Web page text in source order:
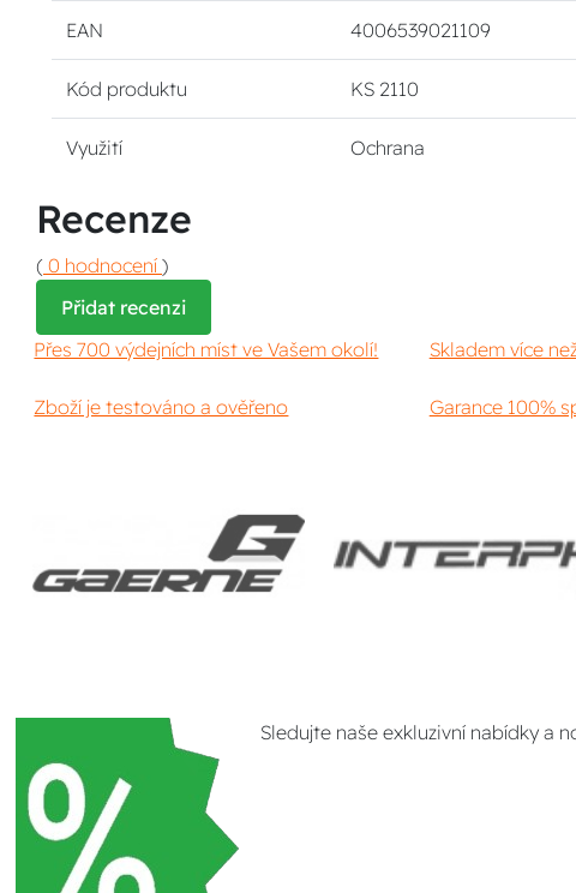
EAN 4006539021109
Kód produktu KS 2110
Využití Ochrana
Recenze
( 0 hodnocení )
Přidat recenzi
Přes 700 výdejních míst ve Vašem okolí!
Skladem více
Zboží je testováno a ověřeno
Garance 100%
Sledujte naše exkluzivní nabídky a